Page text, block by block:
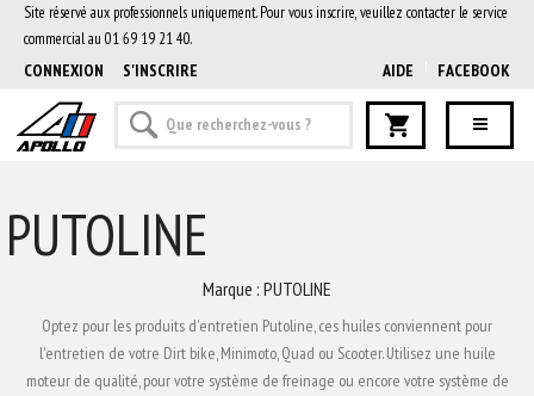
Site réservé aux professionnels uniquement. Pour vous inscrire, veuillez contacter le service
commercial au 01 69 19 21 40.
CONNEXION S'INSCRIRE AIDE FACEBOOK
PUTOLINE
Marque : PUTOLINE
Optez pour les produits d'entretien Putoline, ces huiles conviennent pour
l'entretien de votre Dirt bike, Minimoto, Quad ou Scooter. Utilisez une huile
moteur de qualité, pour votre système de freinage ou encore votre système de